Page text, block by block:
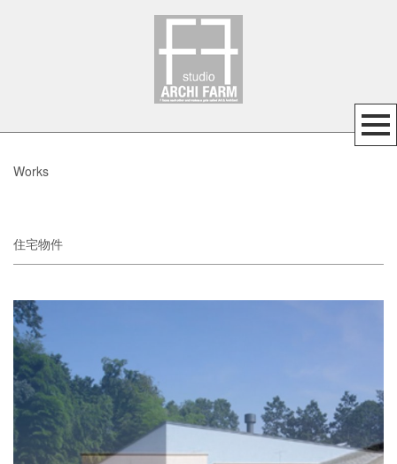
Works
住宅物件